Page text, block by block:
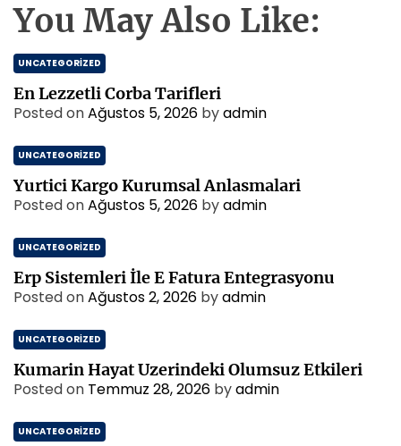
You May Also Like:
UNCATEGORIZED
En Lezzetli Corba Tarifleri
Posted onAğustos 5, 2026 byadmin
UNCATEGORIZED
Yurtici Kargo Kurumsal Anlasmalari
Posted onAğustos 5, 2026 byadmin
UNCATEGORIZED
Erp Sistemleri İle E Fatura Entegrasyonu
Posted onAğustos 2, 2026 byadmin
UNCATEGORIZED
Kumarin Hayat Uzerindeki Olumsuz Etkileri
Posted on Temmuz 28, 2026 byadmin
UNCATEGORIZED